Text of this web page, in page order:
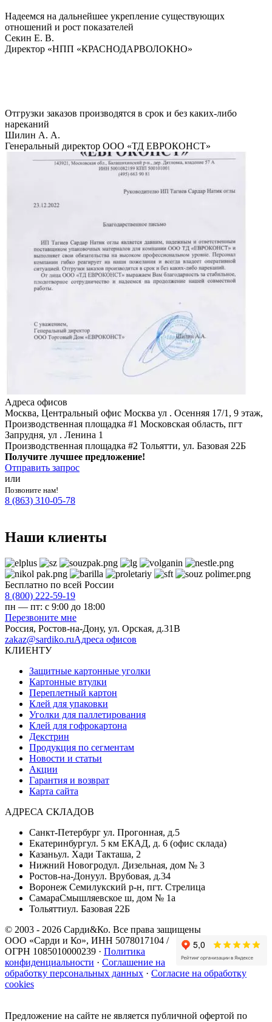
Надеемся на дальнейшее укрепление существующих
отношений и рост показателей
Секин Е. В.
Директор «НПП «КРАСНОДАРВОЛОКНО»
Отгрузки заказов производятся в срок и без каких-либо
нареканий
Шилин А. А.
Генеральный директор ООО «ТД ЕВРОКОНСТ»
Адреса офисов
Москва, Центральный офис Москва ул . Осенняя 17/1, 9 этаж,
Производственная площадка #1 Московская область, пгт
Запрудня, ул . Ленина 1
Производственная площадка #2 Тольятти, ул. Базовая 22Б
Получите лучшее предложение!
Отправить запрос
или
Позвоните нам!
8 (863) 310-05-78
Наши клиенты
Бесплатно по всей России
8 (800) 222-59-19
пн — пт: с 9:00 до 18:00
Перезвоните мне
Россия, Ростов-на-Дону, ул. Орская, д.31В
zakaz@sardiko.ruАдреса офисов
КЛИЕНТУ
Защитные картонные уголки
Картонные втулки
Переплетный картон
Клей для упаковки
Уголки для паллетирования
Клей для гофрокартона
Декстрин
Продукция по сегментам
Новости и статьи
Акции
Гарантия и возврат
Карта сайта
АДРЕСА СКЛАДОВ
Санкт-Петербург ул. Прогонная, д.5
Екатеринбургул. 5 км ЕКАД, д. 6 (офис склада)
Казаньул. Хади Такташа, 2
Нижний Новогродул. Дизельная, дом № 3
Ростов-на-Донуул. Врубовая, д.34
Воронеж Семилукский р-н, пгт. Стрелица
СамараСмышляевское ш, дом № 1а
Тольяттиул. Базовая 22Б
© 2003 - 2026 Сарди&Ко. Все права защищены
ООО «Сарди и Ко», ИНН 5078017104 /
ОГРН 1085010000239 · Политика
конфиденциальности · Соглашение на
обработку персональных данных · Согласие на обработку
cookies
Предложение на сайте не является публичной офертой по